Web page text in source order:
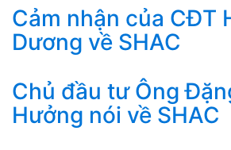
Cảm nhận của CĐT
Dương về SHAC
Chủ đầu tư Ông
Hưởng nói về SHAC